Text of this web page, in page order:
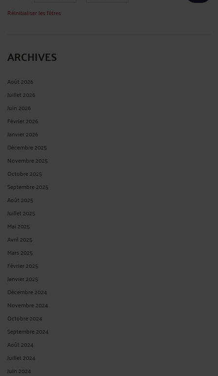
Réinitialiser les filtres
ARCHIVES
Août 2026
Juillet 2026
Juin 2026
Février 2026
Janvier 2026
Décembre 2025
Novembre 2025
Octobre 2025
Septembre 2025
Août 2025
Juillet 2025
Mai 2025
Avril 2025
Mars 2025
Février 2025
Janvier 2025
Décembre 2024
Novembre 2024
Octobre 2024
Septembre 2024
Août 2024
Juillet 2024
Juin 2024